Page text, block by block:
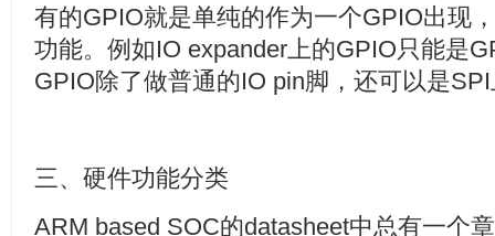
有的GPIO就是单纯的作为一个GPIO出现
功能。例如IO expander上的GPIO只能是
GPIO除了做普通的IO pin脚，还可以是
三、硬件功能分类
ARM based SOC的datasheet中总有一个